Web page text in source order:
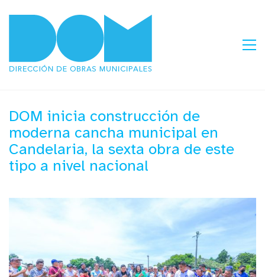
DOM inicia construcción de
moderna cancha municipal en
Candelaria, la sexta obra de este
tipo a nivel nacional